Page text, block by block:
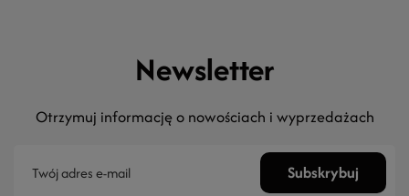
Newsletter
Otrzymuj informację o nowościach i wyprzedażach